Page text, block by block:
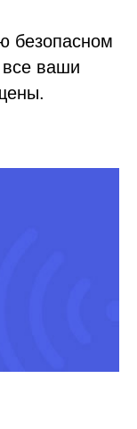
безопасном
ваши